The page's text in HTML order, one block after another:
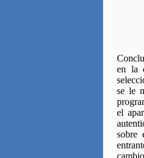
en la
se le
el
sobre